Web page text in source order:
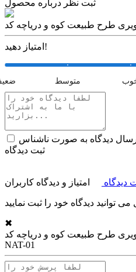
ثبت نظر درباره محصول
امتیاز دهید!
متوسط
دیدگاه به صورت ناشناس
ثبت دیدگاه
دیدگاه امتیاز و دیدگاه کاربران
توانید دیدگاه خود را ثبت نمایید
✖
طرح طبیعت کوه و دریاچه کد
NAT-01